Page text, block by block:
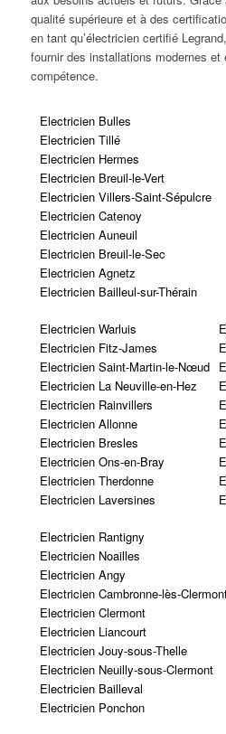
qualité supérieure et à des
en tant qu’électricien certifié
fournir des installations modernes
compétence.
Electricien Bulles
Electricien Tillé
Electricien Hermes
Electricien Breuil-le-Vert
Electricien Villers-Saint-Sépulcre
Electricien Catenoy
Electricien Auneuil
Electricien Breuil-le-Sec
Electricien Agnetz
Electricien Bailleul-sur-Thérain
Electricien Warluis
Electricien Fitz-James
Electricien Saint-Martin-le-Nœud
Electricien La Neuville-en-Hez
Electricien Rainvillers
Electricien Allonne
Electricien Bresles
Electricien Ons-en-Bray
Electricien Therdonne
Electricien Laversines
Electricien Rantigny
Electricien Noailles
Electricien Angy
Electricien Cambronne-lès-
Electricien Clermont
Electricien Liancourt
Electricien Jouy-sous-Thelle
Electricien Neuilly-sous-Clermont
Electricien Bailleval
Electricien Ponchon